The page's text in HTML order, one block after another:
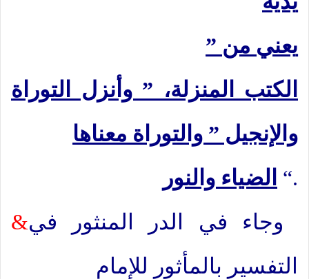
” يعني من
الكتب المنزلة، ” وأنزل التوراة
والإنجيل ” والتوراة معناها
الضياء والنور “.
&وجاء في الدر المنثور في
التفسير بالمأثور للإمام